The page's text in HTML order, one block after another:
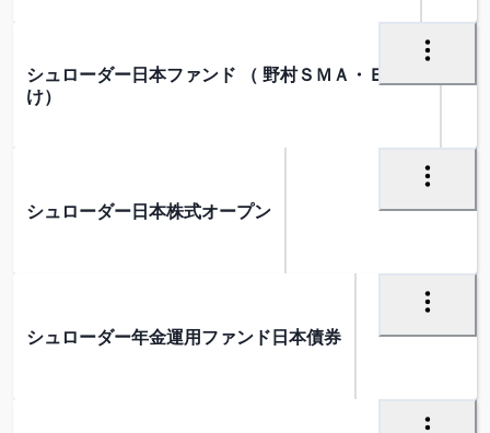
シュローダー日本ファンド （ 野村ＳＭＡ・ＥＷ 向
け）
シュローダー日本株式オープン
シュローダー年金運用ファンド日本債券